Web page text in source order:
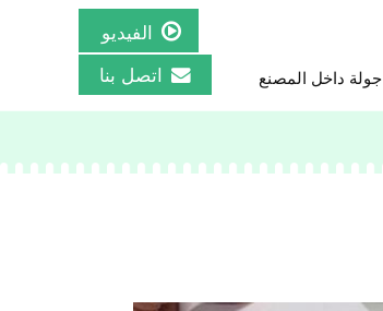
الفيديو
جولة داخل المصنع اتصل بنا